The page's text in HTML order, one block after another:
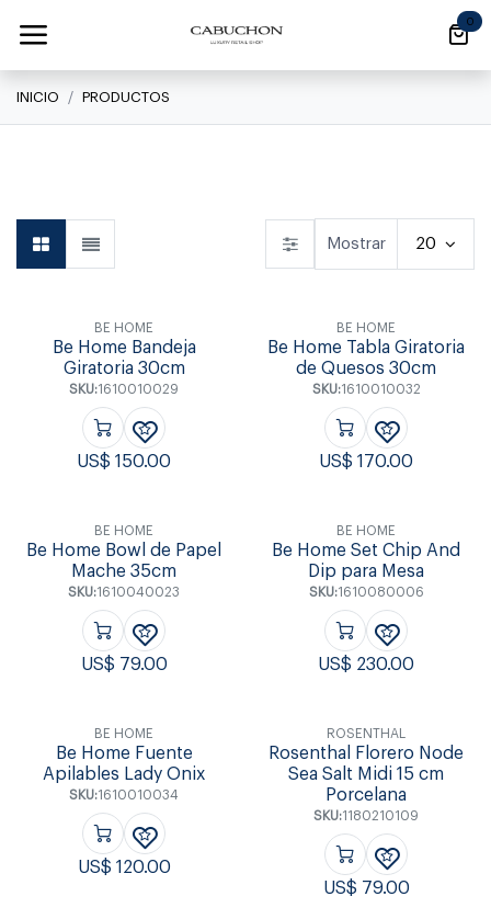
0
INICIO PRODUCTOS
Mostrar 20
BE HOME
Be Home Bandeja
Giratoria 30cm
SKU:1610010029
US$150.00
BE HOME
Be Home Tabla Giratoria
de Quesos 30cm
SKU:1610010032
US$170.00
BE HOME
Be Home Bowl de Papel
Mache 35cm
SKU:1610040023
US$ 79.00
BE HOME
Be Home Set Chip And
Dip para Mesa
SKU:1610080006
US$ 230.00
BE HOME
Be Home Fuente
Apilables Lady Onix
SKU:1610010034
US$ 120.00
ROSENTHAL
Rosenthal Florero Node
Sea Salt Midi 15 cm
Porcelana
SKU:1180210109
US$ 79.00